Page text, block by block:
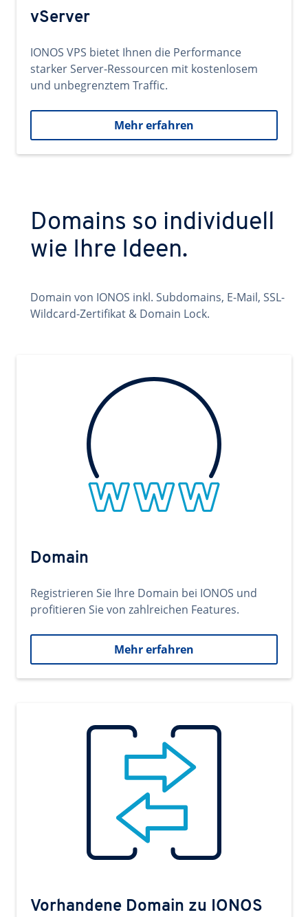
vServer
IONOS VPS bietet Ihnen die Performance
starker Server-Ressourcen mit kostenlosem
und unbegrenztem Traffic.
Mehr erfahren
Domains so individuell
wie Ihre Ideen.
Domain von IONOS inkl. Subdomains, E-Mail, SSL-
Wildcard-Zertifikat & Domain Lock.
Domain
Registrieren Sie Ihre Domain bei IONOS und
profitieren Sie von zahlreichen Features.
Mehr erfahren
Vorhandene Domain zu IONOS